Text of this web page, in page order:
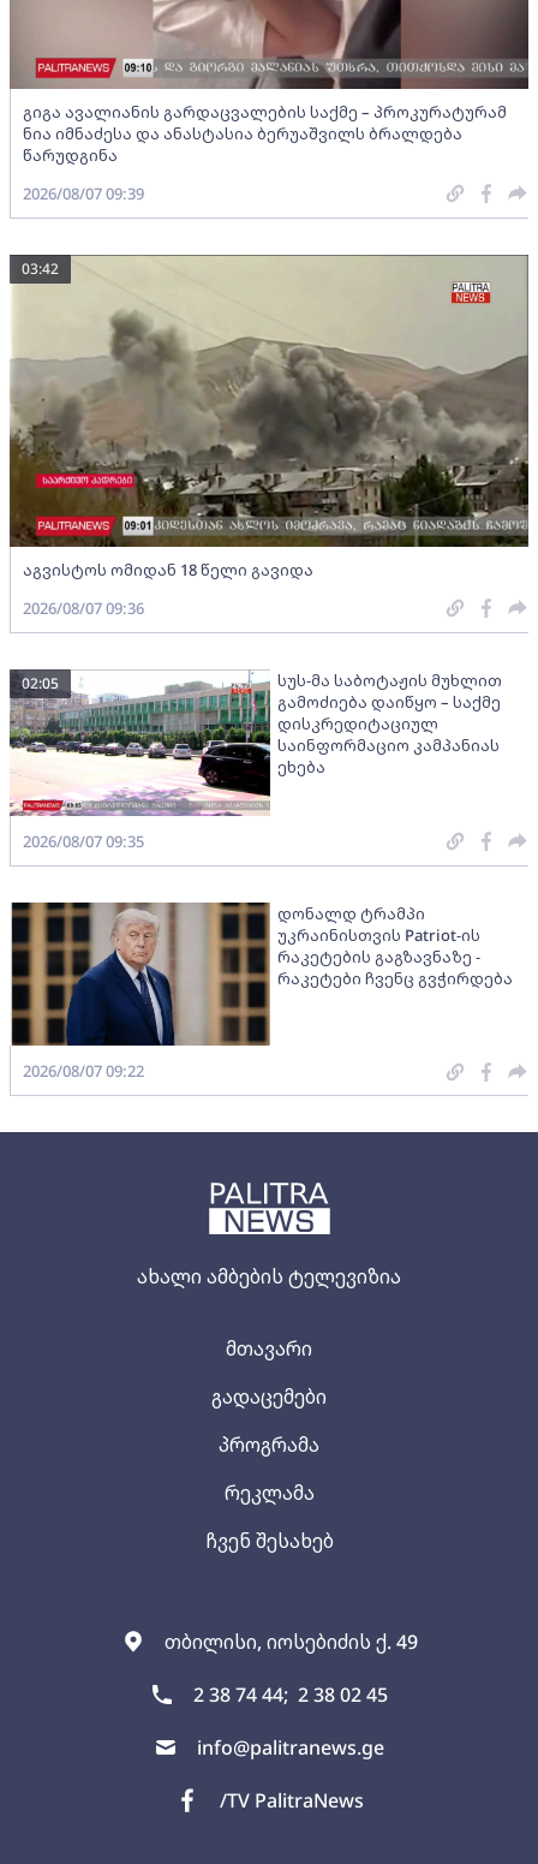
ახალი ამბების ტელევიზია
თბილისი, იოსებიძის ქ. 49
2 38 74 44; 2 38 02 45
info@palitranews.ge
/TV PalitraNews
მთავარი
გადაცემები
პროგრამა
რეკლამა
ჩვენ შესახებ
გიგა ავალიანის გარდაცვალების საქმე – პროკურატურამ
ნია იმნაძესა და ანასტასია ბერუაშვილს ბრალდება
წარუდგინა
2026/08/07 09:39
აგვისტოს ომიდან 18 წელი გავიდა
03:42
2026/08/07 09:36
სუს-მა საბოტაჟის მუხლით
გამოძიება დაიწყო – საქმე
დისკრედიტაციულ
საინფორმაციო კამპანიას
ეხება
02:05
2026/08/07 09:35
დონალდ ტრამპი
უკრაინისთვის Patriot-ის
რაკეტების გაგზავნაზე -
რაკეტები ჩვენც გვჭირდება
2026/08/07 09:22